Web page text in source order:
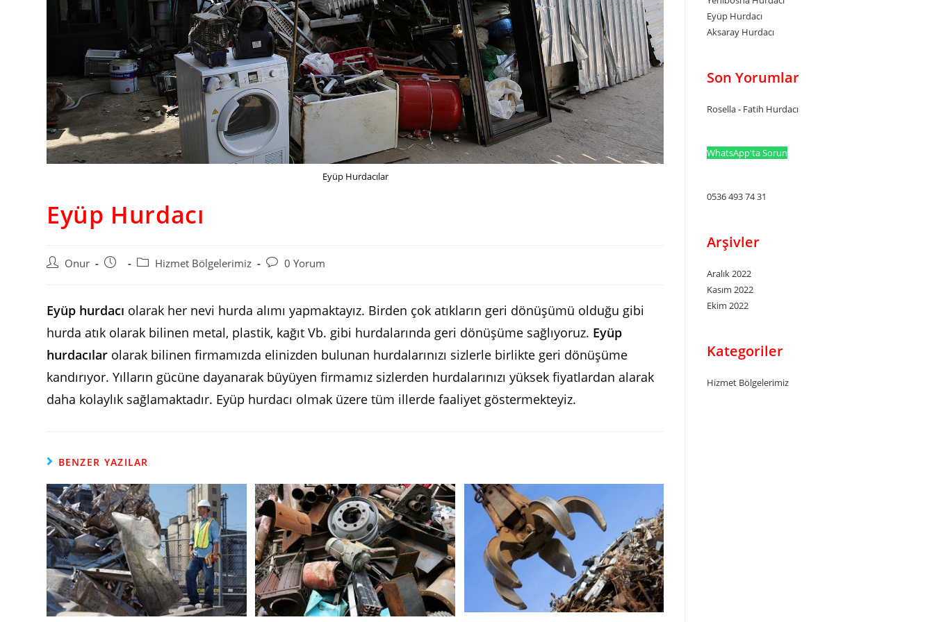
Eyüp Hurdacılar
Eyüp Hurdacı
PostOnur
Post
PostHizmet Bölgelerimiz
Post0 Yorum
Eyüp hurdacı olarak her nevi hurda alımı yapmaktayız. Birden çok atıkların geri dönüşümü olduğu gibi
hurda atık olarak bilinen metal, plastik, kağıt Vb. gibi hurdalarında geri dönüşüme sağlıyoruz. Eyüp
hurdacılar olarak bilinen firmamızda elinizden bulunan hurdalarınızı sizlerle birlikte geri dönüşüme
kandırıyor. Yılların gücüne dayanarak büyüyen firmamız sizlerden hurdalarınızı yüksek fiyatlardan alarak
daha kolaylık sağlamaktadır. Eyüp hurdacı olmak üzere tüm illerde faaliyet göstermekteyiz.
BENZER YAZILAR
Eyüp Hurdacı
Aksaray Hurdacı
Son Yorumlar
Rosella- Fatih Hurdacı
WhatsApp'ta Sorun
0536 493 74 31
Arşivler
Aralık 2022
Kasım 2022
Ekim 2022
Kategoriler
Hizmet Bölgelerimiz